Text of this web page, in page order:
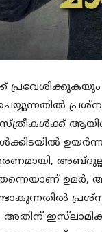
ഉമര്‍,
അതിന്